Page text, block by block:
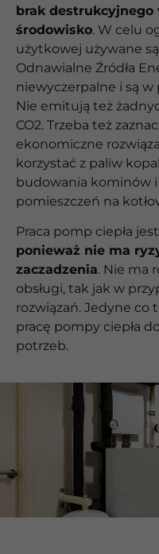
brak destrukcyjnego
środowisko. W celu
użytkowej używane
Odnawialne Źródła
niewyczerpalne i są w
Nie emitują też
CO2. Trzeba też
ekonomiczne
korzystać z paliw
budowania kominów
pomieszczeń na
Praca pomp ciepła
ponieważ nie ma
zaczadzenia. Nie ma
obsługi, tak jak w
rozwiązań. Jedyne co
pracę pompy ciepła
potrzeb.